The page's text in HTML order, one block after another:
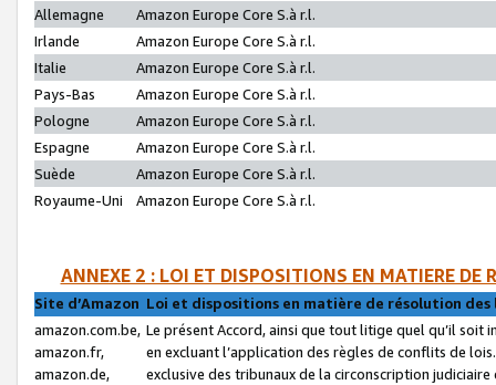
Allemagne
Amazon Europe Core S.à r.l.
Irlande
Amazon Europe Core S.à r.l.
Italie
Amazon Europe Core S.à r.l.
Pays-Bas
Amazon Europe Core S.à r.l.
Pologne
Amazon Europe Core S.à r.l.
Espagne
Amazon Europe Core S.à r.l.
Suède
Amazon Europe Core S.à r.l.
Royaume-Uni
Amazon Europe Core S.à r.l.
ANNEXE 2 : LOI ET DISPOSITIONS EN MATIERE DE
Site d’Amazon Loi et dispositions en matière de résolution
amazon.com.be,
amazon.fr,
amazon.de,
Le présent Accord, ainsi que tout litige quel qu’il soit
en excluant l’application des règles de conflits de
exclusive des tribunaux de la circonscription